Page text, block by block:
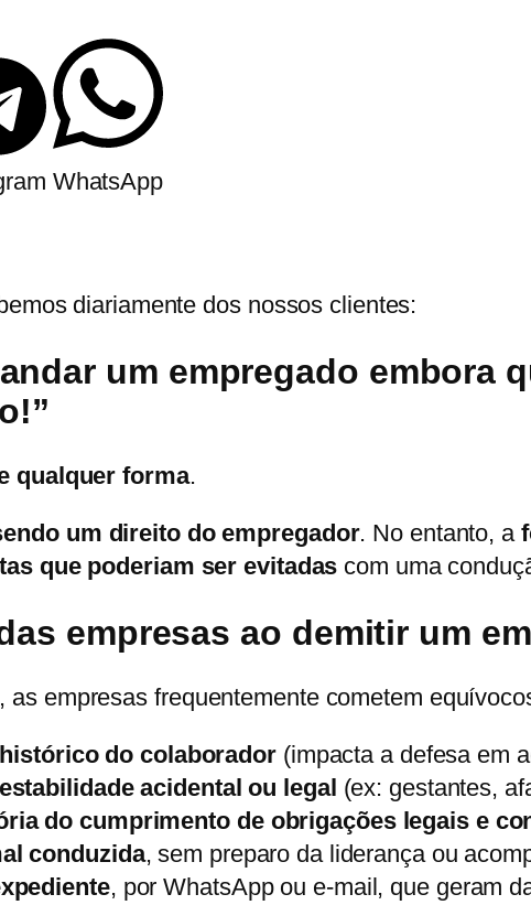
WhatsApp
diariamente dos nossos clientes:
um empregado embora
qualquer forma.
um direito do empregador. No entanto, a
que poderiam ser evitadas com uma
empresas ao demitir um
empresas frequentemente cometem
do colaborador (impacta a defesa em
acidental ou legal (ex: gestantes,
do cumprimento de obrigações legais e
conduzida, sem preparo da liderança ou
, por WhatsApp ou e-mail, que geram